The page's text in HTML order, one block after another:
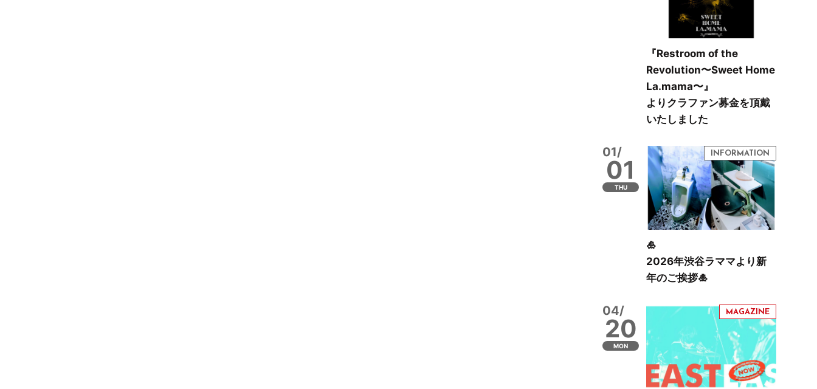
『Restroom of the
Revolution〜Sweet Home
La.mama〜』
よりクラファン募金を頂戴
いたしました
01/
01
THU
🎍
2026年渋谷ラママより新
年のご挨拶🎍
04/
20
MON